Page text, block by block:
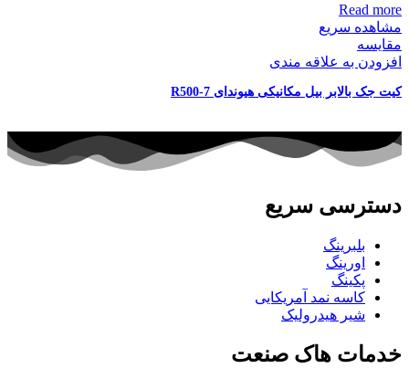
Read more
مشاهده سریع
مقایسه
افزودن به علاقه مندی
کیت جک بالابر بیل مکانیکی هیوندای R500-7
دسترسی سریع
بلبرینگ
اورینگ
پکینگ
کاسه نمد آمریکایی
شیر هیدرولیک
خدمات هاک صنعت